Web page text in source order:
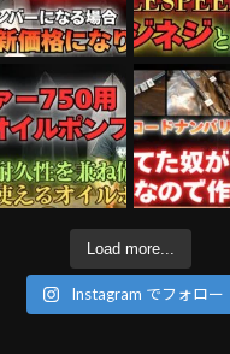
Load more...
Instagram でフォロー